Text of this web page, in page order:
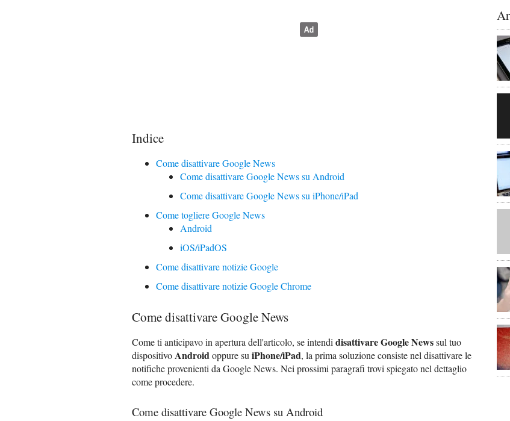
Indice
Come disattivare Google News
Come disattivare Google News su Android
Come disattivare Google News su iPhone/iPad
Come togliere Google News
Android
iOS/iPadOS
Come disattivare notizie Google
Come disattivare notizie Google Chrome
Come disattivare Google News
Come ti anticipavo in apertura dell'articolo, se intendi disattivare Google Newssul tuo
dispositivoAndroidoppure su iPhone/iPad, la prima soluzione consiste nel disattivare le
notifiche provenienti da Google News. Nei prossimi paragrafi trovi spiegato nel dettaglio
come procedere.
Come disattivare Google News su Android